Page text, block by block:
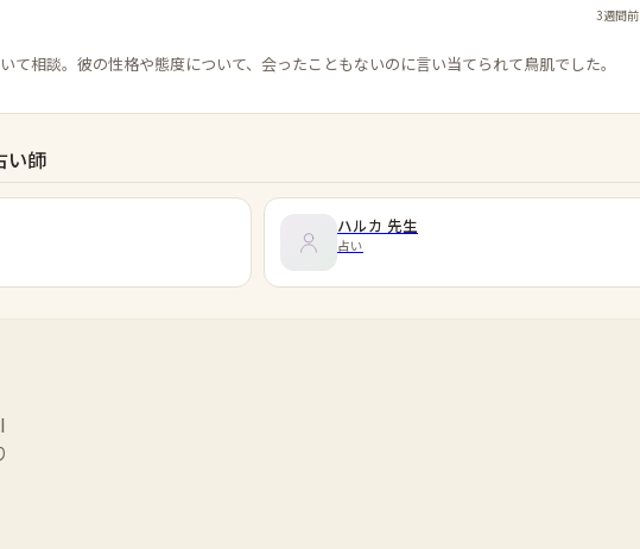
3週間前
て相談。彼の性格や態度について、会ったこともないのに言い当てられて鳥肌でした。
い師
ハルカ 先生
占い